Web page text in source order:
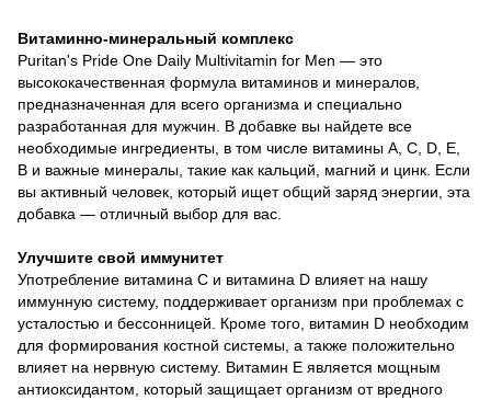
Витаминно-минеральный комплекс
Puritan's Pride One Daily Multivitamin for Men — это
высококачественная формула витаминов и минералов,
предназначенная для всего организма и специально
разработанная для мужчин. В добавке вы найдете все
необходимые ингредиенты, в том числе витамины A, C, D, E,
B и важные минералы, такие как кальций, магний и цинк. Если
вы активный человек, который ищет общий заряд энергии, эта
добавка — отличный выбор для вас.
Улучшите свой иммунитет
Употребление витамина С и витамина D влияет на нашу
иммунную систему, поддерживает организм при проблемах с
усталостью и бессонницей. Кроме того, витамин D необходим
для формирования костной системы, а также положительно
влияет на нервную систему. Витамин Е является мощным
антиоксидантом, который защищает организм от вредного